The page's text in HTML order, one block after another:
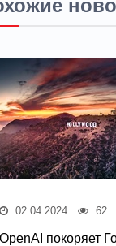
02.04.2024 62
OpenAI покоряет